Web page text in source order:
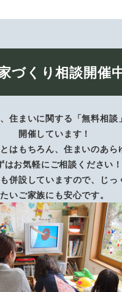
づくり相談開催
住まいに関する「無料相談
開催しています！
はもちろん、住まいのあら
はお気軽にご相談ください！
併設していますので、じっ
たいご家族にも安心です。